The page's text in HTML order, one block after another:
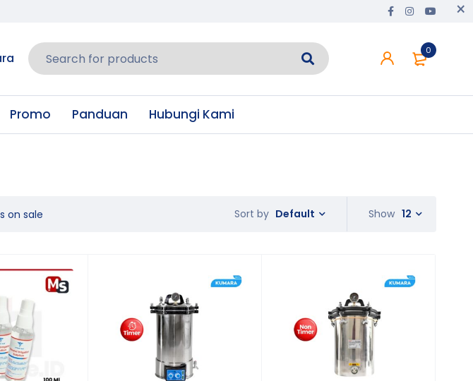
0
Promo Panduan Hubungi Kami
Sort by Default
on sale Show 12